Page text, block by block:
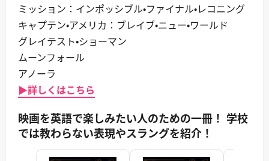
ミッション：インポッシブル・ファイナル・レコニング
キャプテン・アメリカ：ブレイブ・ニュー・ワールド
グレイテスト・ショーマン
ムーンフォール
アノーラ
▶詳しくはこちら
映画を英語で楽しみたい人のための一冊！ 学校
では教わらない表現やスラングを紹介！